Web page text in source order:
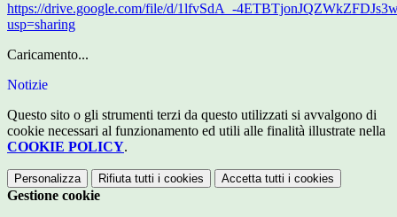
https://drive.google.com/file/d/1lfvSdA_-
usp=sharing
Caricamento...
Notizie
Questo sito o gli strumenti terzi da questo utilizzati si avvalgono di
cookie necessari al funzionamento ed utili alle finalità illustrate nella
COOKIE POLICY.
Personalizza Rifiuta tutti i cookies Accetta tutti i cookies
Gestione cookie